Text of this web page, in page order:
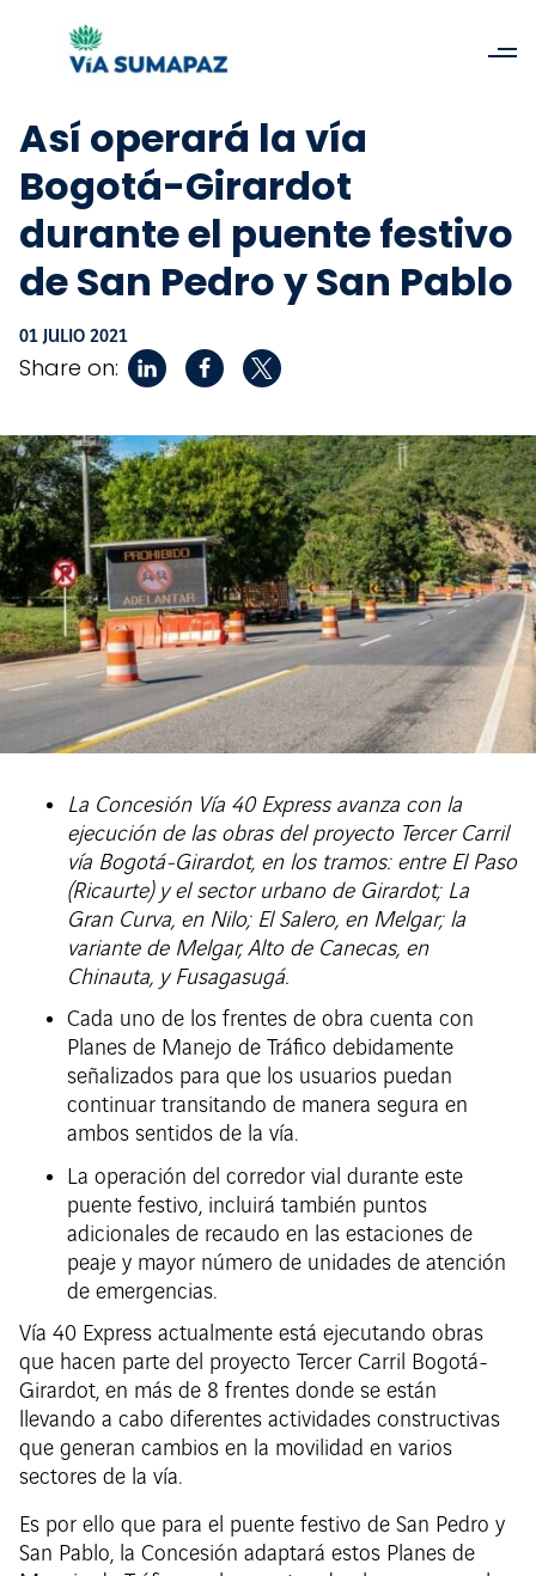
Así operará la vía
Bogotá-Girardot
durante el puente festivo
de San Pedro y San Pablo
01 JULIO 2021
Share on:
La Concesión Vía 40 Express avanza con la
ejecución de las obras del proyecto Tercer Carril
vía Bogotá-Girardot, en los tramos: entre El Paso
(Ricaurte) y el sector urbano de Girardot; La
Gran Curva, en Nilo; El Salero, en Melgar; la
variante de Melgar, Alto de Canecas, en
Chinauta, y Fusagasugá.
Cada uno de los frentes de obra cuenta con
Planes de Manejo de Tráfico debidamente
señalizados para que los usuarios puedan
continuar transitando de manera segura en
ambos sentidos de la vía.
La operación del corredor vial durante este
puente festivo, incluirá también puntos
adicionales de recaudo en las estaciones de
peaje y mayor número de unidades de atención
de emergencias.
Vía 40 Express actualmente está ejecutando obras
que hacen parte del proyecto Tercer Carril Bogotá-
Girardot, en más de 8 frentes donde se están
llevando a cabo diferentes actividades constructivas
que generan cambios en la movilidad en varios
sectores de la vía.
Es por ello que para el puente festivo de San Pedro y
San Pablo, la Concesión adaptará estos Planes de